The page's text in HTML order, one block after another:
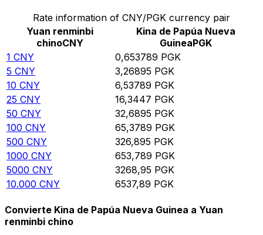
Rate information of CNY/PGK currency pair
Yuan renminbi
chinoCNY
Kina de Papúa Nueva
GuineaPGK
1 CNY 0,653789 PGK
5 CNY 3,26895 PGK
10 CNY 6,53789 PGK
25 CNY 16,3447 PGK
50 CNY 32,6895 PGK
100 CNY 65,3789 PGK
500 CNY 326,895 PGK
1000 CNY 653,789 PGK
5000 CNY 3268,95 PGK
10.000 CNY 6537,89 PGK
Convierte Kina de Papúa Nueva Guinea a Yuan
renminbi chino